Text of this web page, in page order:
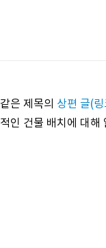
같은 제목의 상편 글(
적인 건물 배치에 대해